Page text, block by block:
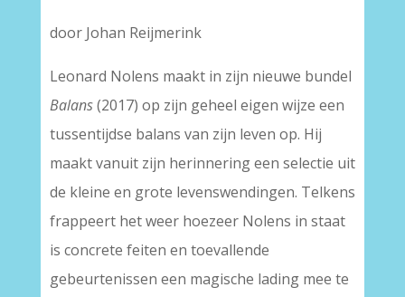
door Johan Reijmerink
Leonard Nolens maakt in zijn nieuwe bundel
Balans(2017) op zijn geheel eigen wijze een
tussentijdse balans van zijn leven op. Hij
maakt vanuit zijn herinnering een selectie uit
de kleine en grote levenswendingen. Telkens
frappeert het weer hoezeer Nolens in staat
is concrete feiten en toevallende
gebeurtenissen een magische lading mee te